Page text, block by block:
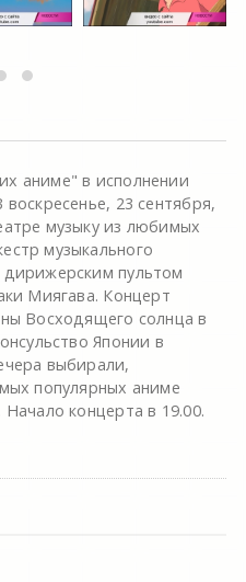
аниме" в исполнении
23 сентября,
музыку из любимых
музыкального
пультом
Миягава. Концерт
Восходящего солнца в
Японии в
выбирали,
популярных аниме
концерта в 19.00.